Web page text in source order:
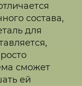
состава,
для
сможет
ей